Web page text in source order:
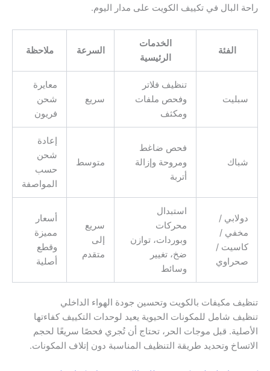
راحة البال في تكييف الكويت على مدار اليوم.
الفئة
الخدمات
الرئيسية
السرعة ملاحظة
سبليت
تنظيف فلاتر
وفحص ملفات
ومكثف
سريع
معايرة
شحن
فريون
شباك
فحص ضاغط
ومروحة وإزالة
أتربة
متوسط
إعادة
شحن
حسب
المواصفة
دولابي /
مخفي /
كاسيت /
صحراوي
استبدال
محركات
وبوردات، توازن
ضخ، تغيير
وسائط
سريع
إلى
متقدم
أسعار
مميزة
وقطع
أصلية
تنظيف مكيفات بالكويت وتحسين جودة الهواء الداخلي
تنظيف شامل للمكونات الحيوية يعيد لوحدات التكييف كفاءتها
الأصلية. قبل موجات الحر، تحتاج أن تُجري فحصًا سريعًا لحجم
الاتساخ وتحديد طريقة التنظيف المناسبة دون إتلاف المكونات.